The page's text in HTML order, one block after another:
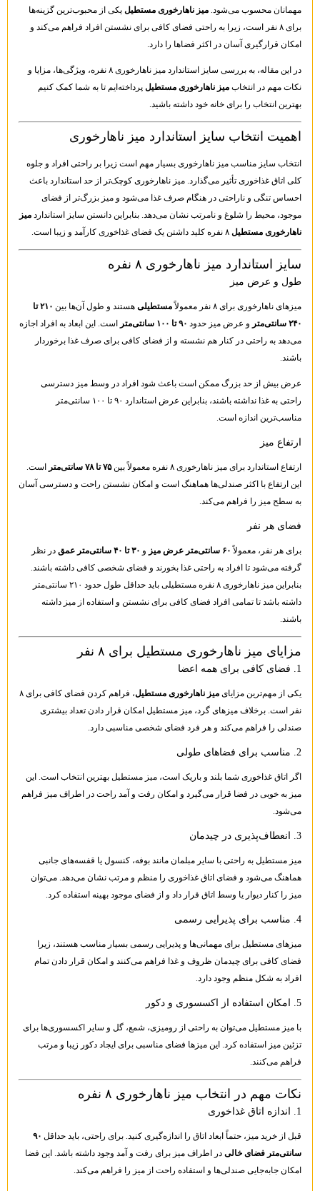
مهمانان محسوب می‌شود.میز ناهارخوری مستطیلیکی از محبوب‌ترین گزینه‌ها
برای ۸ نفر است، زیرا به راحتی فضای کافی برای نشستن افراد فراهم می‌کند و
امکان قرارگیری آسان در اکثر فضاها را دارد.
در این مقاله، به بررسی سایز استاندارد میز ناهارخوری ۸ نفره، ویژگی‌ها، مزایا و
نکات مهم در انتخابمیز ناهارخوری مستطیلپرداخته‌ایم تا به شما کمک کنیم
بهترین انتخاب را برای خانه خود داشته باشید.
اهمیت انتخاب سایز استاندارد میز ناهارخوری
انتخاب سایز مناسب میز ناهارخوری بسیار مهم است زیرا بر راحتی افراد و جلوه
کلی اتاق غذاخوری تأثیر می‌گذارد. میز ناهارخوری کوچک‌تر از حد استاندارد باعث
احساس تنگی و ناراحتی در هنگام صرف غذا می‌شود و میز بزرگ‌تر از فضای
موجود، محیط را شلوغ و نامرتب نشان می‌دهد. بنابراین دانستن سایز استانداردمیز
ناهارخوری مستطیل۸ نفره کلید داشتن یک فضای غذاخوری کارآمد و زیبا است.
سایز استاندارد میز ناهارخوری ۸ نفره
طول و عرض میز
میزهای ناهارخوری برای ۸ نفر معمولاً مستطیلیهستند و طول آن‌ها بین
۲۱۰ تا
و عرض میز حدود۹۰ تا ۱۰۰ سانتی‌متر
است. این ابعاد به افراد اجازه
می‌دهد به راحتی در کنار هم نشسته و از فضای کافی برای صرف غذا برخوردار
باشند.
عرض بیش از حد بزرگ ممکن است باعث شود افراد در وسط میز دسترسی
راحتی به غذا نداشته باشند، بنابراین عرض استاندارد ۹۰ تا ۱۰۰ سانتی‌متر
مناسب‌ترین اندازه است.
ارتفاع میز
ارتفاع استاندارد برای میز ناهارخوری ۸ نفره معمولاً بین ۷۵ تا ۷۸ سانتی‌متر
است.
این ارتفاع با اکثر صندلی‌ها هماهنگ است و امکان نشستن راحت و دسترسی آسان
به سطح میز را فراهم می‌کند.
فضای هر نفر
برای هر نفر، معمولاً۶۰ سانتی‌متر عرض میز و۳۰ تا ۴۰ سانتی‌متر عمق
در نظر
گرفته می‌شود تا افراد به راحتی غذا بخورند و فضای شخصی کافی داشته باشند.
بنابراین میز ناهارخوری ۸ نفره مستطیلی باید حداقل طول حدود ۲۱۰ سانتی‌متر
داشته باشد تا تمامی افراد فضای کافی برای نشستن و استفاده از میز داشته
باشند.
مزایای میز ناهارخوری مستطیل برای ۸ نفر
یکی از مهم‌ترین مزایایمیز ناهارخوری مستطیل
، فراهم کردن فضای کافی برای ۸
نفر است. برخلاف میزهای گرد، میز مستطیل امکان قرار دادن تعداد بیشتری
صندلی را فراهم می‌کند و هر فرد فضای شخصی مناسبی دارد.
اگر اتاق غذاخوری شما بلند و باریک است، میز مستطیل بهترین انتخاب است. این
میز به خوبی در فضا قرار می‌گیرد و امکان رفت و آمد راحت در اطراف میز فراهم
می‌شود.
میز مستطیل به راحتی با سایر مبلمان مانند بوفه، کنسول یا قفسه‌های جانبی
هماهنگ می‌شود و فضای اتاق غذاخوری را منظم و مرتب نشان می‌دهد. می‌توان
میز را کنار دیوار یا وسط اتاق قرار داد و از فضای موجود بهینه استفاده کرد.
میزهای مستطیل برای مهمانی‌ها و پذیرایی رسمی بسیار مناسب هستند، زیرا
فضای کافی برای چیدمان ظروف و غذا فراهم می‌کنند و امکان قرار دادن تمام
افراد به شکل منظم وجود دارد.
با میز مستطیل می‌توان به راحتی از رومیزی، شمع، گل و سایر اکسسوری‌ها برای
تزئین میز استفاده کرد. این میزها فضای مناسبی برای ایجاد دکور زیبا و مرتب
فراهم می‌کنند.
نکات مهم در انتخاب میز ناهارخوری ۸ نفره
قبل از خرید میز، حتماً ابعاد اتاق را اندازه‌گیری کنید. برای راحتی، باید حداقل۹۰
سانتی‌متر فضای خالیدر اطراف میز برای رفت و آمد وجود داشته باشد. این فضا
امکان جابه‌جایی صندلی‌ها و استفاده راحت از میز را فراهم می‌کند.